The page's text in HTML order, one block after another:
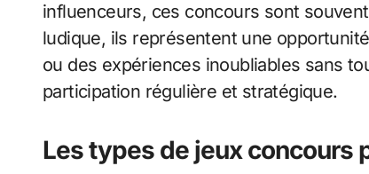
influenceurs, ces concours sont
ludique, ils représentent une
ou des expériences inoubliables sans
participation régulière et stratégique.
Les types de jeux concours